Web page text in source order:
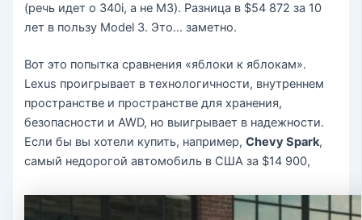
(речь идет о 340i, а не M3). Разница в $54 872 за 10
лет в пользу Model 3. Это… заметно.
Вот это попытка сравнения «яблоки к яблокам».
Lexus проигрывает в технологичности, внутреннем
пространстве и пространстве для хранения,
безопасности и AWD, но выигрывает в надежности.
Если бы вы хотели купить, например,Chevy Spark,
самый недорогой автомобиль в США за $14 900,